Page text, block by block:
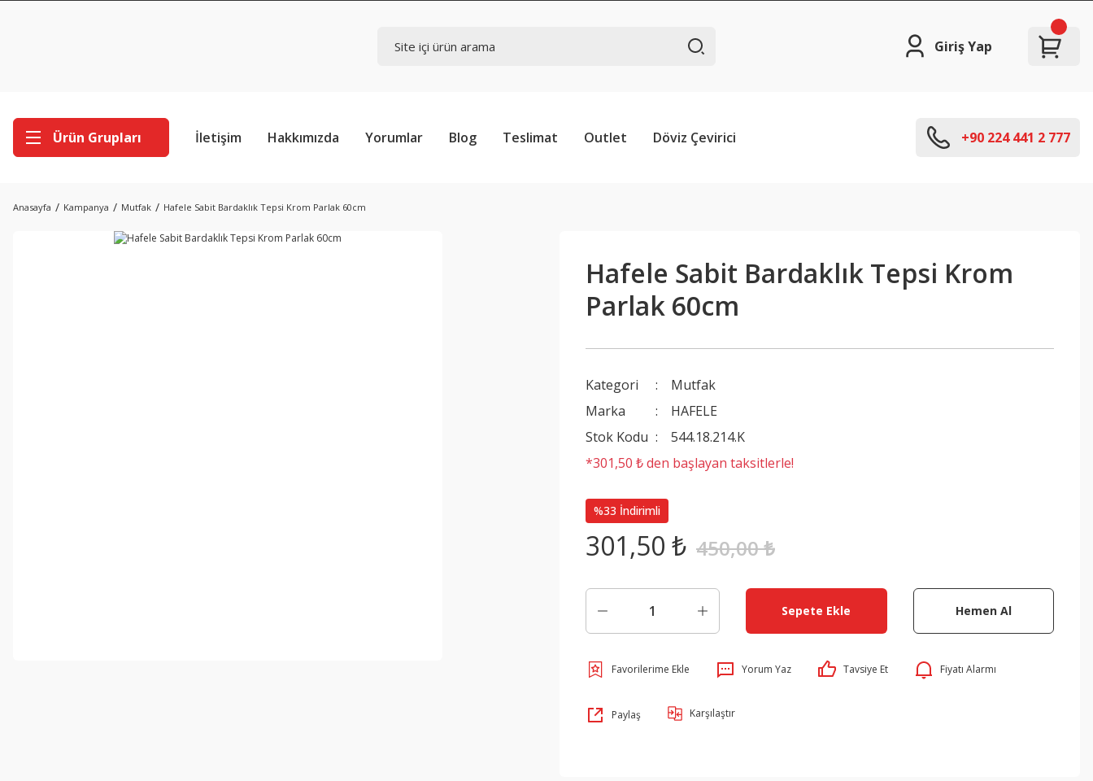
Giriş Yap
Ürün Grupları İletişim Hakkımızda Yorumlar Blog Teslimat Outlet Döviz Çevirici +90 224 441 2 777
Anasayfa Kampanya Mutfak Hafele Sabit Bardaklık Tepsi Krom Parlak 60cm
Hafele Sabit Bardaklık Tepsi Krom
Parlak 60cm
Kategori
Mutfak
Marka
HAFELE
Stok Kodu
544.18.214.K
*301,50 ₺ den başlayan taksitlerle!
%33 İndirimli
301,50 ₺ 450,00 ₺
Sepete Ekle Hemen Al
Yorum Yaz Tavsiye Et Fiyatı Alarmı
Paylaş Karşılaştır